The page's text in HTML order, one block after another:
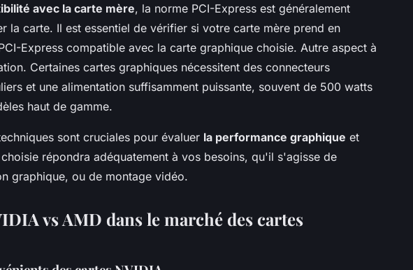
avec la carte mère, la norme PCI-Express est généralement
la carte. Il est essentiel de vérifier si votre carte mère prend en
Express compatible avec la carte graphique choisie. Autre aspect à
Certaines cartes graphiques nécessitent des connecteurs
et une alimentation suffisamment puissante, souvent de 500 watts
haut de gamme.
sont cruciales pour évaluer la performance graphique et
répondra adéquatement à vos besoins, qu'il s'agisse de
graphique, ou de montage vidéo.
vs AMD dans le marché des cartes